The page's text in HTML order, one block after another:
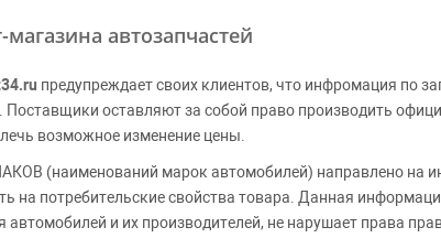
автозапчастей
предупреждает своих клиентов, что инфромация по
Поставщики оставляют за собой право производить
возможное изменение цены.
(наименований марок автомобилей) направлено на
на потребительские свойства товара. Данная
и их производителей, не нарушает права